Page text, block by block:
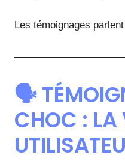
Les témoignages
🗣️
CHOC : LA